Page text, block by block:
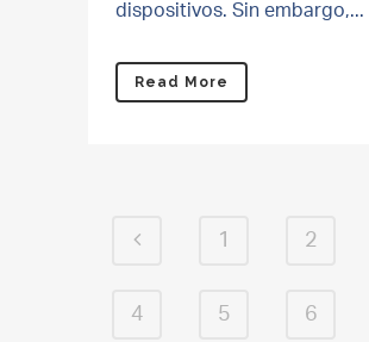
dispositivos. Sin embargo,...
Read More
1 2
4 5 6